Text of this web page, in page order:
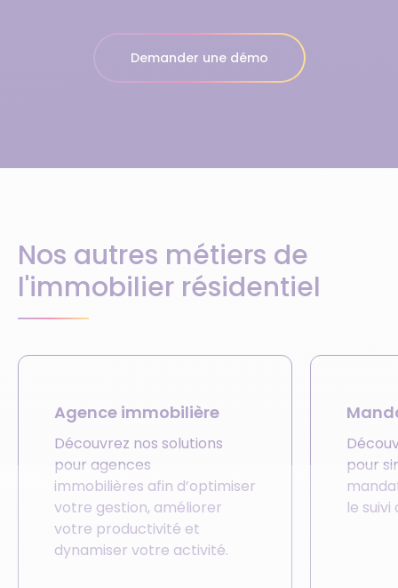
Demander une démo
Nos autres métiers de
l'immobilier résidentiel
Agence immobilière
Découvrez nos solutions
pour agences
immobilières afin d’optimiser
votre gestion, améliorer
votre productivité et
dynamiser votre activité.
pour
le